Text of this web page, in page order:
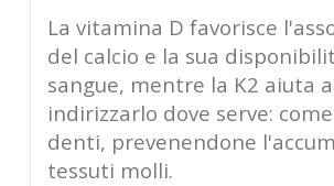
La vitamina D favorisce
del calcio e la sua
sangue, mentre la K2 aiuta
indirizzarlo dove serve:
denti, prevenendone
tessuti molli.